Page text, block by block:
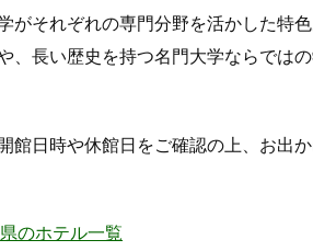
それぞれの専門分野を活かした特
長い歴史を持つ名門大学ならではの
日時や休館日をご確認の上、お出か
のホテル一覧